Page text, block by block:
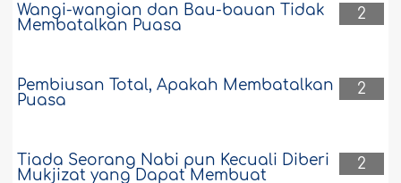
2
Wangi-wangian dan Bau-bauan Tidak
Membatalkan Puasa
2
Pembiusan Total, Apakah Membatalkan
Puasa
2
Tiada Seorang Nabi pun Kecuali Diberi
Mukjizat yang Dapat Membuat